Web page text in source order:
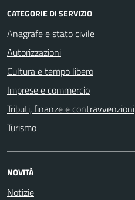
CATEGORIE DI SERVIZIO
Anagrafe e stato civile
Autorizzazioni
Cultura e tempo libero
Imprese e commercio
Tributi, finanze e contravvenzioni
Turismo
NOVITÀ
Notizie